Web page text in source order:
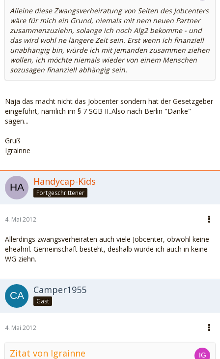
Alleine diese Zwangsverheiratung von Seiten des Jobcenters
wäre für mich ein Grund, niemals mit nem neuen Partner
zusammenzuziehn, solange ich noch Alg2 bekomme - und
das wird wohl ne längere Zeit sein. Erst wenn ich finanziell
unabhängig bin, würde ich mit jemanden zusammen ziehen
wollen, ich möchte niemals wieder von einem Menschen
sozusagen finanziell abhängig sein.
Naja das macht nicht das Jobcenter sondern hat der Gesetzgeber
eingeführt, nämlich im § 7 SGB II..Also nach Berlin "Danke"
sagen...
Gruß
Igrainne
Handycap-Kids
Fortgeschrittener
4. Mai 2012
Allerdings zwangsverheiraten auch viele Jobcenter, obwohl keine
eheähnl. Gemeinschaft besteht, deshalb würde ich auch in keine
WG ziehn.
Camper1955
Gast
4. Mai 2012
Zitat von Igrainne